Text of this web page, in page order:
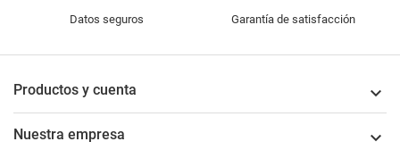
Datos seguros Garantía de satisfacción
Productos y cuenta 
Nuestra empresa 